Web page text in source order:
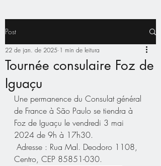
Post
Tournée consulaire Foz de
Iguaçu
22 de jan. de 2025 1 min de leitura
Une permanence du Consulat général
de France à São Paulo se tiendra à
Foz de Iguaçu le vendredi 3 mai
2024 de 9h à 17h30.
Adresse : Rua Mal. Deodoro 1108,
Centro, CEP 85851-030.